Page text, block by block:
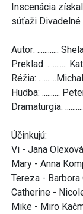
Inscenácia
súťaži
Autor: ............
Preklad: ...........
Réžia:
Hudba: ..........
Dramaturgia:
Účinkujú:
Vi - Jana
Mary - Anna
Tereza -
Catherine -
Mike - Miro